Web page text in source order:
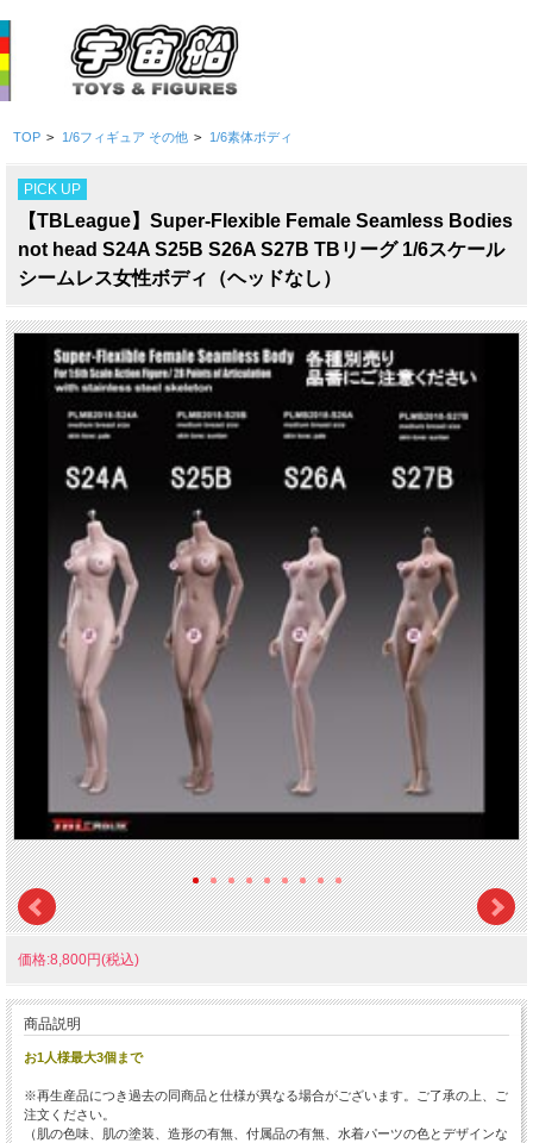
TOP > 1/6フィギュア その他 > 1/6素体ボディ
PICK UP
【TBLeague】Super-Flexible Female Seamless Bodies
not head S24A S25B S26A S27B TBリーグ 1/6スケール
シームレス女性ボディ（ヘッドなし）
価格:8,800円(税込)
商品説明
お1人様最大3個まで
※再生産品につき過去の同商品と仕様が異なる場合がございます。ご了承の上、ご
注文ください。
（肌の色味、肌の塗装、造形の有無、付属品の有無、水着パーツの色とデザインな